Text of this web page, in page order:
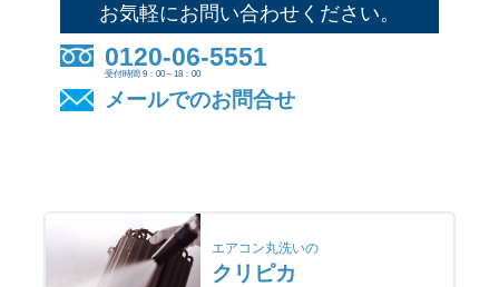
お気軽にお問い合わせください。
0120-06-5551
受付時間 9：00～18：00
メールでのお問合せ
エアコン丸洗いの
クリピカ